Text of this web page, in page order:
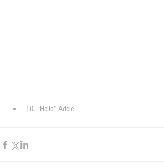
10. “Hello” Adele